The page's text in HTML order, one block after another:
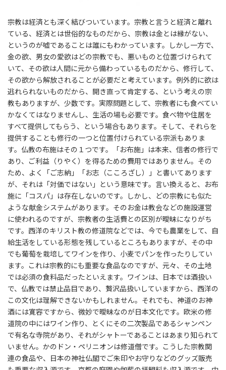
宗教は経済とも深く結びついています。宗教と言うと経済と離れ
ている、経済とは世俗的なものだから、宗教は金とは縁がない、
というのが嘘であることは誰にもわかっています。しかし一方で、
金の欲、男女の愛欲はどの宗教でも、悪いものと位置づけられて
いて、その欲は人間に元から備わっているものだから、修行して、
その欲から解放されることが必要だと考えています。例外的に欲は
逃れられないものだから、開き直って肯定する、という考えの宗
教もありますが、少数です。実際問題として、宗教者にも食べてい
かなくてはなりませんし、生活の場も必要です。食べ物や住居を
すべて提供してもらう、という場合もあります。そして、それらを
提供することも修行の一つと位置付けられている宗派もありま
す。仏教の布施はその１つです。「お布施」は本来、信者の修行で
あり、ご利益（りやく）を得るための費用ではありません。その
ため、よく「ご志納」「お志（こころざし）」と書いてあります
が、それは「対価ではない」という意味です。言い換えると、お布
施に「コスパ」は存在しないのです。しかし、どの宗教にも似た
ような献金システムがあります。そのお金は教会などの施設運営
に使われるのですが、宗教者の生活費との区別が曖昧になりがち
です。西洋のキリスト教の修道院などでは、今でも農業をして、自
給生活をしている形態を残しているところもありますが、その中
でも葡萄を栽培してワインを作り、小麦でパンを作ったりしてい
ます。これは宗教的にも重要な食品なのですが、元々、その土地
では必須の食料品だったといえます。ワインは、日本では酒扱い
で、仏教では禁止品目であり、贅沢品扱いしていますから、西洋の
この文化は理解できないかもしれません。それでも、神道のお神
酒には寛容ですから、微妙で曖昧なのが日本文化です。欧米の修
道院の中にはワイン作り、とくにその二次製品であるシャンペン
で有名な寺院があり、それがシャトーであることはあまり知られて
いません。かのドン・ペリニオンは修道僧です。こうした宗教関
連の食品や、日本の神社仏閣でご朱印やお守りなどのグッズ販売